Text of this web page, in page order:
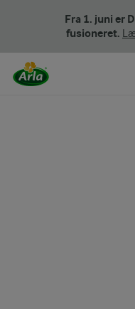
Fra 1. juni er
fusioneret.